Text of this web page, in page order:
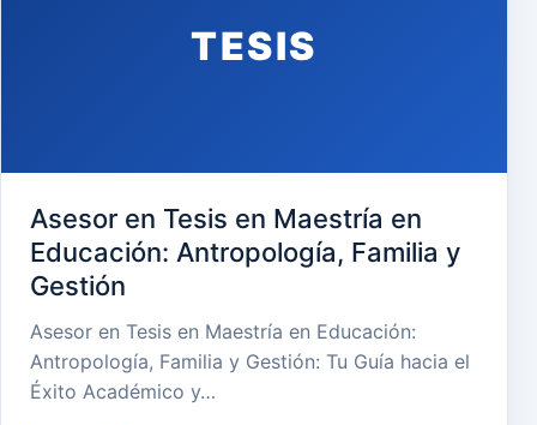
TESIS
Asesor en Tesis en Maestría en
Educación: Antropología, Familia y
Gestión
Asesor en Tesis en Maestría en Educación:
Antropología, Familia y Gestión: Tu Guía hacia el
Éxito Académico y…